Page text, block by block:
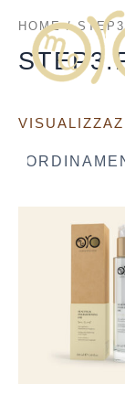
CONTENUTO
HOME/